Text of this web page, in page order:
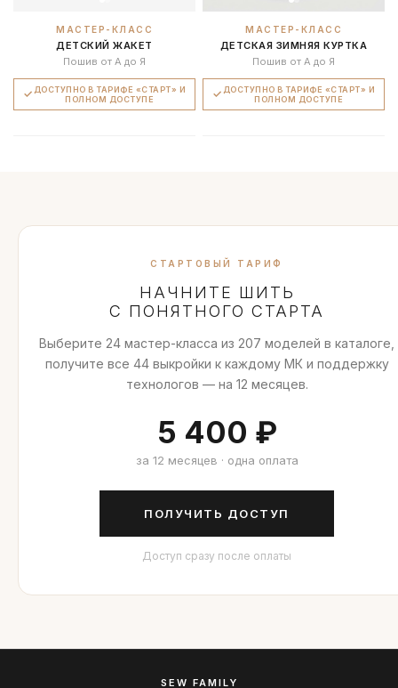
МАСТЕР-КЛАСС
ДЕТСКИЙ ЖАКЕТ
Пошив от А до Я
ДОСТУПНО В ТАРИФЕ «СТАРТ» И
ПОЛНОМ ДОСТУПЕ
МАСТЕР-КЛАСС
ДЕТСКАЯ ЗИМНЯЯ КУРТКА
Пошив от А до Я
ДОСТУПНО В ТАРИФЕ «СТАРТ» И
ПОЛНОМ ДОСТУПЕ
СТАРТОВЫЙ ТАРИФ
НАЧНИТЕ ШИТЬ
С ПОНЯТНОГО СТАРТА
Выберите 24 мастер-класса из 207 моделей в каталоге,
получите все 44 выкройки к каждому МК и поддержку
технологов — на 12 месяцев.
5 400 ₽
за 12 месяцев · одна оплата
ПОЛУЧИТЬ ДОСТУП
Доступ сразу после оплаты
SEW FAMILY